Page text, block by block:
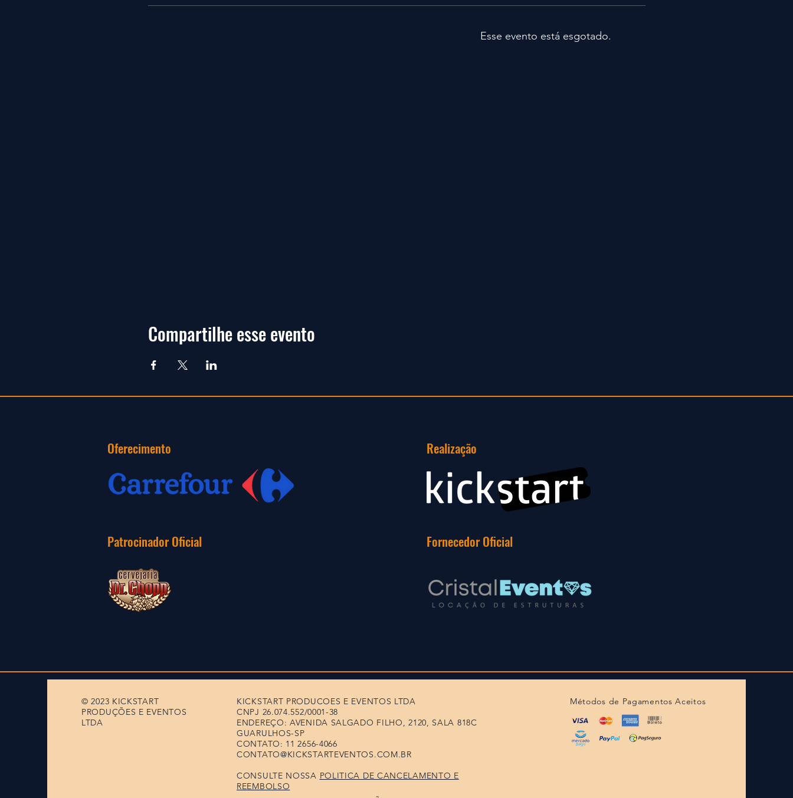
Esse evento está esgotado.
Compartilhe esse evento
Oferecimento
Patrocinador Oficial
Realização
Fornecedor Oficial
© 2023 KICKSTART
PRODUÇÕES E EVENTOS
LTDA
KICKSTART PRODUCOES E EVENTOS LTDA
CNPJ 26.074.552/0001-38
ENDEREÇO: AVENIDA SALGADO FILHO, 2120, SALA 818C
GUARULHOS-SP
CONTATO: 11 2656-4066
CONTATO@KICKSTARTEVENTOS.COM.BR
CONSULTE NOSSA POLITICA DE CANCELAMENTO E
REEMBOLSO
Métodos de Pagamentos Aceitos